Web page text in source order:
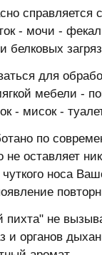
справляется
- мочи -
белковых
для
мебели -
- мисок -
по
не оставляет
носа
не
и органов